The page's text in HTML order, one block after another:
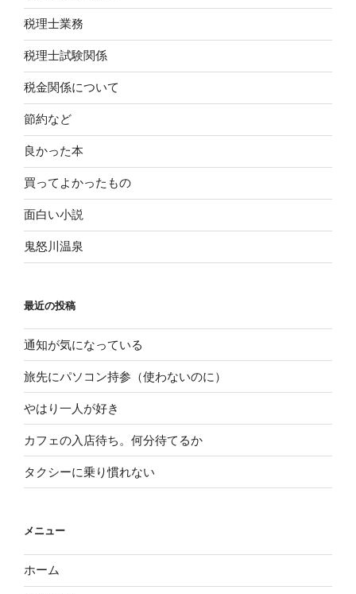
税理士業務
税理士試験関係
税金関係について
節約など
良かった本
買ってよかったもの
面白い小説
鬼怒川温泉
最近の投稿
通知が気になっている
旅先にパソコン持参（使わないのに）
やはり一人が好き
カフェの入店待ち。何分待てるか
タクシーに乗り慣れない
メニュー
ホーム